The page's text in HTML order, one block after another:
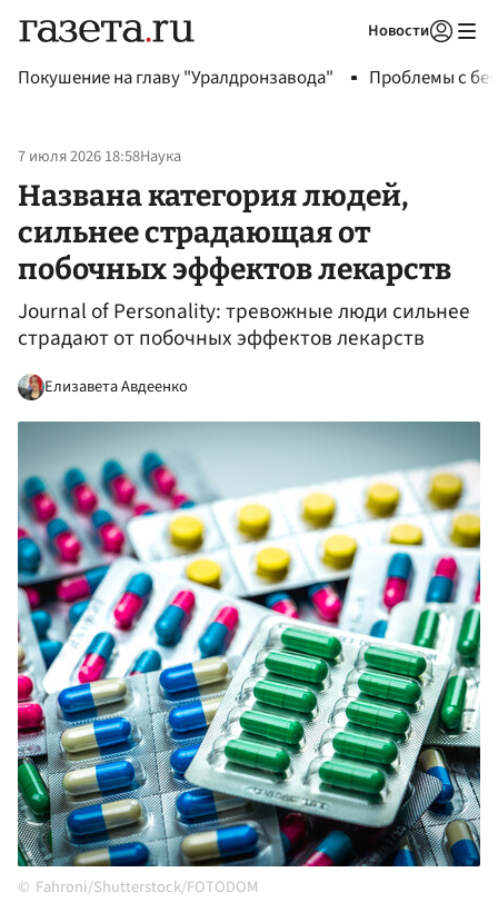
Новости
Покушение на главу "Уралдронзавода" Проблемы с
7 июля 2026 18:58Наука
Названа категория людей,
сильнее страдающая от
побочных эффектов лекарств
Journal of Personality: тревожные люди сильнее
страдают от побочных эффектов лекарств
Елизавета Авдеенко
Fahroni/Shutterstock/FOTODOM